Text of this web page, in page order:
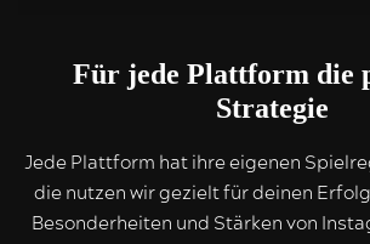
Für jede Plattform die
Strategie
Jede Plattform hat ihre eigenen
die nutzen wir gezielt für deinen
Besonderheiten und Stärken von